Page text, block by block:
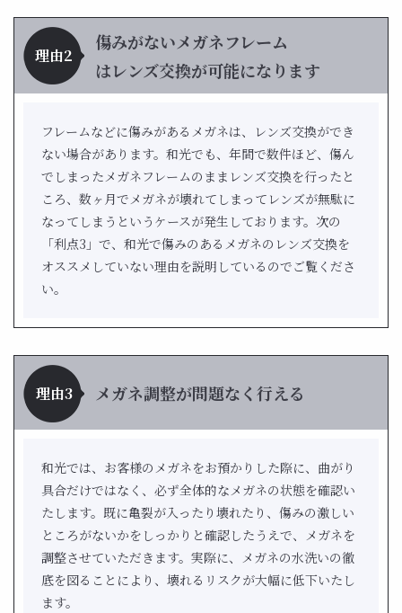
理由2
傷みがないメガネフレーム
はレンズ交換が可能になります
フレームなどに傷みがあるメガネは、レンズ交換ができ
ない場合があります。和光でも、年間で数件ほど、傷ん
でしまったメガネフレームのままレンズ交換を行ったと
ころ、数ヶ月でメガネが壊れてしまってレンズが無駄に
なってしまうというケースが発生しております。次の
「利点3」で、和光で傷みのあるメガネのレンズ交換を
オススメしていない理由を説明しているのでご覧くださ
い。
理由3 メガネ調整が問題なく行える
和光では、お客様のメガネをお預かりした際に、曲がり
具合だけではなく、必ず全体的なメガネの状態を確認い
たします。既に亀裂が入ったり壊れたり、傷みの激しい
ところがないかをしっかりと確認したうえで、メガネを
調整させていただきます。実際に、メガネの水洗いの徹
底を図ることにより、壊れるリスクが大幅に低下いたし
ます。